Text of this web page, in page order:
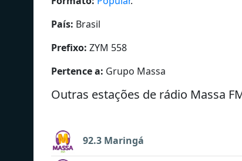
País: Brasil
Prefixo: ZYM 558
Pertence a: Grupo Massa
Outras estações de rádio Massa
92.3 Maringá